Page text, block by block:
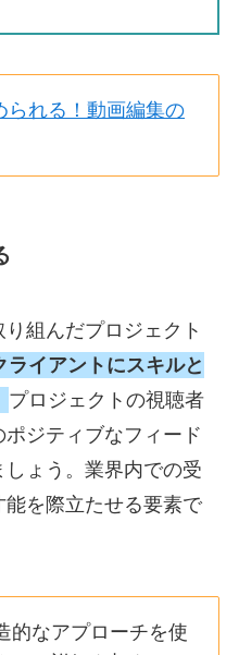
られる！動画編集の
組んだプロジェクト
ライアントにスキルと
プロジェクトの視聴者
ジティブなフィード
ょう。業界内での受
を際立たせる要素で
的なアプローチを使